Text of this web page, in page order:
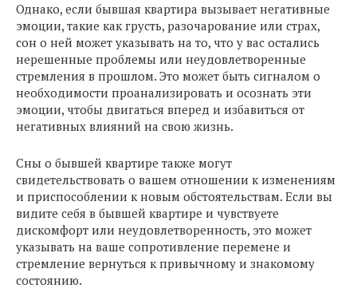
Однако, если бывшая квартира вызывает негативные
эмоции, такие как грусть, разочарование или страх,
сон о ней может указывать на то, что у вас остались
нерешенные проблемы или неудовлетворенные
стремления в прошлом. Это может быть сигналом о
необходимости проанализировать и осознать эти
эмоции, чтобы двигаться вперед и избавиться от
негативных влияний на свою жизнь.
Сны о бывшей квартире также могут
свидетельствовать о вашем отношении к изменениям
и приспособлении к новым обстоятельствам. Если вы
видите себя в бывшей квартире и чувствуете
дискомфорт или неудовлетворенность, это может
указывать на ваше сопротивление перемене и
стремление вернуться к привычному и знакомому
состоянию.